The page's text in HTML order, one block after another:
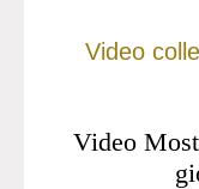
Video
Video